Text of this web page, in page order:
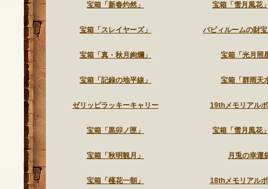
宝箱「新春灼然」 宝箱「雪月風花
宝箱「スレイヤーズ」 パピィルームの財
宝箱「真・秋月絢爛」 宝箱「光月照
宝箱「記録の地平線」 宝箱「群雨天
ゼリッピラッキーキャリー 19thメモリアル
宝箱「黒卯ノ匣」 宝箱「雪月風花
宝箱「秋明観月」 月兎の幸運
宝箱「槿花一朝」 18thメモリアル